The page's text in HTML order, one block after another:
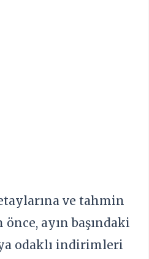
ve tahmin
ayın başındaki
odaklı indirimleri